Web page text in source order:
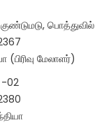
பொத்துவில்
(பிரிவு மேலாளர்)
-02